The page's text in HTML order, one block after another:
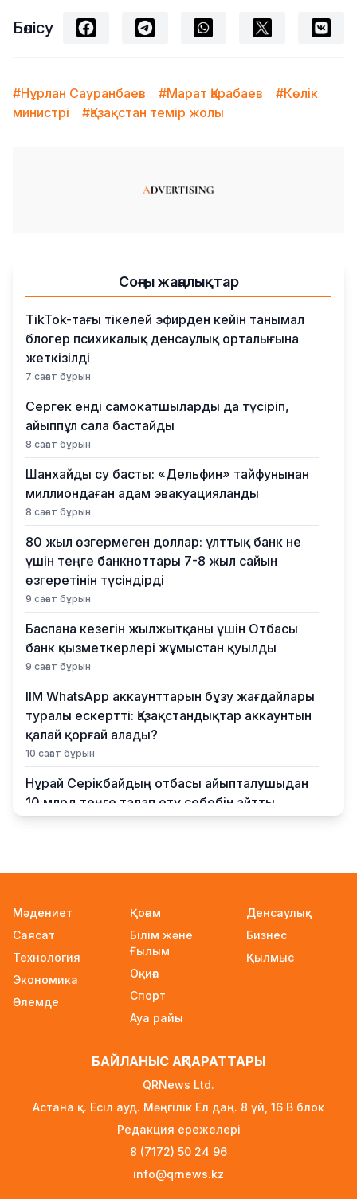
Бөлісу
#Нұрлан Сауранбаев #Марат Қарабаев
#Көлік
министрі
#Қазақстан темір жолы
Соңғы жаңалықтар
TikTok-тағы тікелей эфирден кейін танымал
блогер психикалық денсаулық орталығына
жеткізілді
7 сағат бұрын
Сергек енді самокатшыларды да түсіріп,
айыппұл сала бастайды
8 сағат бұрын
Шанхайды су басты: «Дельфин» тайфунынан
миллиондаған адам эвакуацияланды
8 сағат бұрын
80 жыл өзгермеген доллар: ұлттық банк не
үшін теңге банкноттары 7-8 жыл сайын
өзгеретінін түсіндірді
9 сағат бұрын
Баспана кезегін жылжытқаны үшін Отбасы
банк қызметкерлері жұмыстан қуылды
9 сағат бұрын
ІІМ WhatsApp аккаунттарын бұзу жағдайлары
туралы ескертті: Қазақстандықтар аккаунтын
қалай қорғай алады?
10 сағат бұрын
Нұрай Серікбайдың отбасы айыпталушыдан
10 млрд теңге талап ету себебін айтты
қай көшелер жабылады?
Ақтастағы психиатриялық ауруханада
науқастарға қатыгездік жасалды деген
мәлімет тексерілді
11 сағат бұрын
Мектепте хиджаб киюге бола ма: Оқу-ағарту
министрлігі талапты түсіндірді
Елімізде күн 44 градусқа дейін ысиды
Қазақстанда жол апатынан қаза тапқандар
Мәдениет
Саясат
Технология
Экономика
Әлемде
Қоғам
Білім және
Ғылым
Оқиға
Спорт
Ауа райы
Денсаулық
Бизнес
Қылмыс
БАЙЛАНЫС АҚПАРАТТАРЫ
QRNews Ltd.
Астана қ. Есіл ауд. Мәңгілік Ел даң. 8 үй, 16 B блок
Редакция ережелері
8 (7172) 50 24 96
info@qrnews.kz